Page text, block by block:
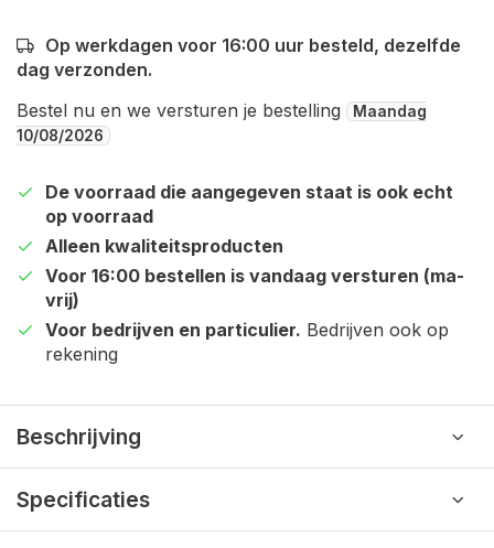
Op werkdagen voor 16:00 uur besteld, dezelfde
dag verzonden.
Bestel nu en we versturen je bestelling
Maandag
10/08/2026
De voorraad die aangegeven staat is ook echt
op voorraad
Alleen kwaliteitsproducten
Voor 16:00 bestellen is vandaag versturen (ma-
vrij)
Voor bedrijven en particulier. Bedrijven ook op
rekening
Beschrijving
Specificaties